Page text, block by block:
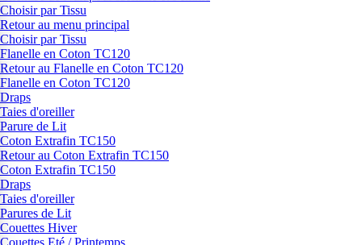
Choisir par Tissu
Retour au menu principal
Choisir par Tissu
Flanelle en Coton TC120
Retour au Flanelle en Coton TC120
Flanelle en Coton TC120
Draps
Taies d'oreiller
Parure de Lit
Coton Extrafin TC150
Retour au Coton Extrafin TC150
Coton Extrafin TC150
Draps
Taies d'oreiller
Parures de Lit
Couettes Hiver